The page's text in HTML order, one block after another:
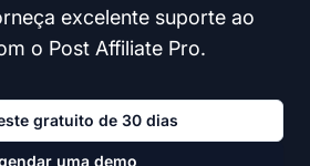
excelente suporte ao
o Post Affiliate Pro.
gratuito de 30 dias
uma demo